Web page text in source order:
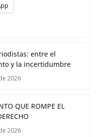
entre el
y la incertidumbre
2026
QUE ROMPE EL
2026